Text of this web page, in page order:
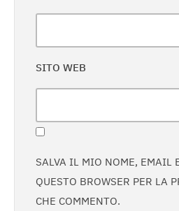
SITO WEB
SALVA IL MIO NOME, EMAIL
QUESTO BROWSER PER LA
CHE COMMENTO.